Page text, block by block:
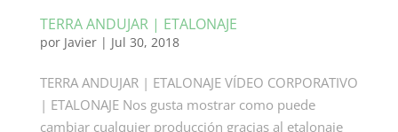
TERRA ANDUJAR | ETALONAJE
por Javier| Jul 30, 2018
TERRA ANDUJAR | ETALONAJE VÍDEO CORPORATIVO
| ETALONAJE Nos gusta mostrar como puede
cambiar cualquier producción gracias al etalonaje